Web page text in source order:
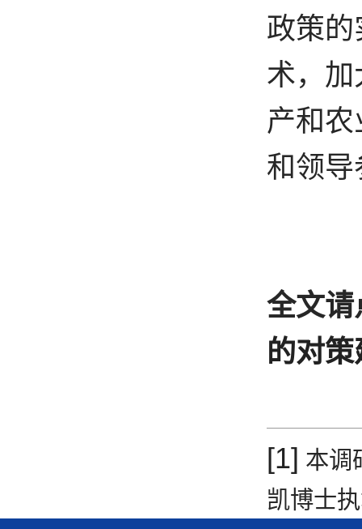
政策
术，
产和
和领
全文请
的对
[1] 本调
凯博士